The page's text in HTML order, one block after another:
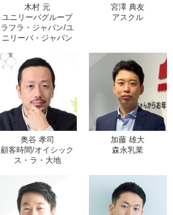
木村 元
ユニリーバグループ
ラフラ・ジャパン/ユ
ニリーバ・ジャパン
宮澤 典友
アスクル
奥谷 孝司
顧客時間/オイシック
ス・ラ・大地
加藤 雄大
森永乳業